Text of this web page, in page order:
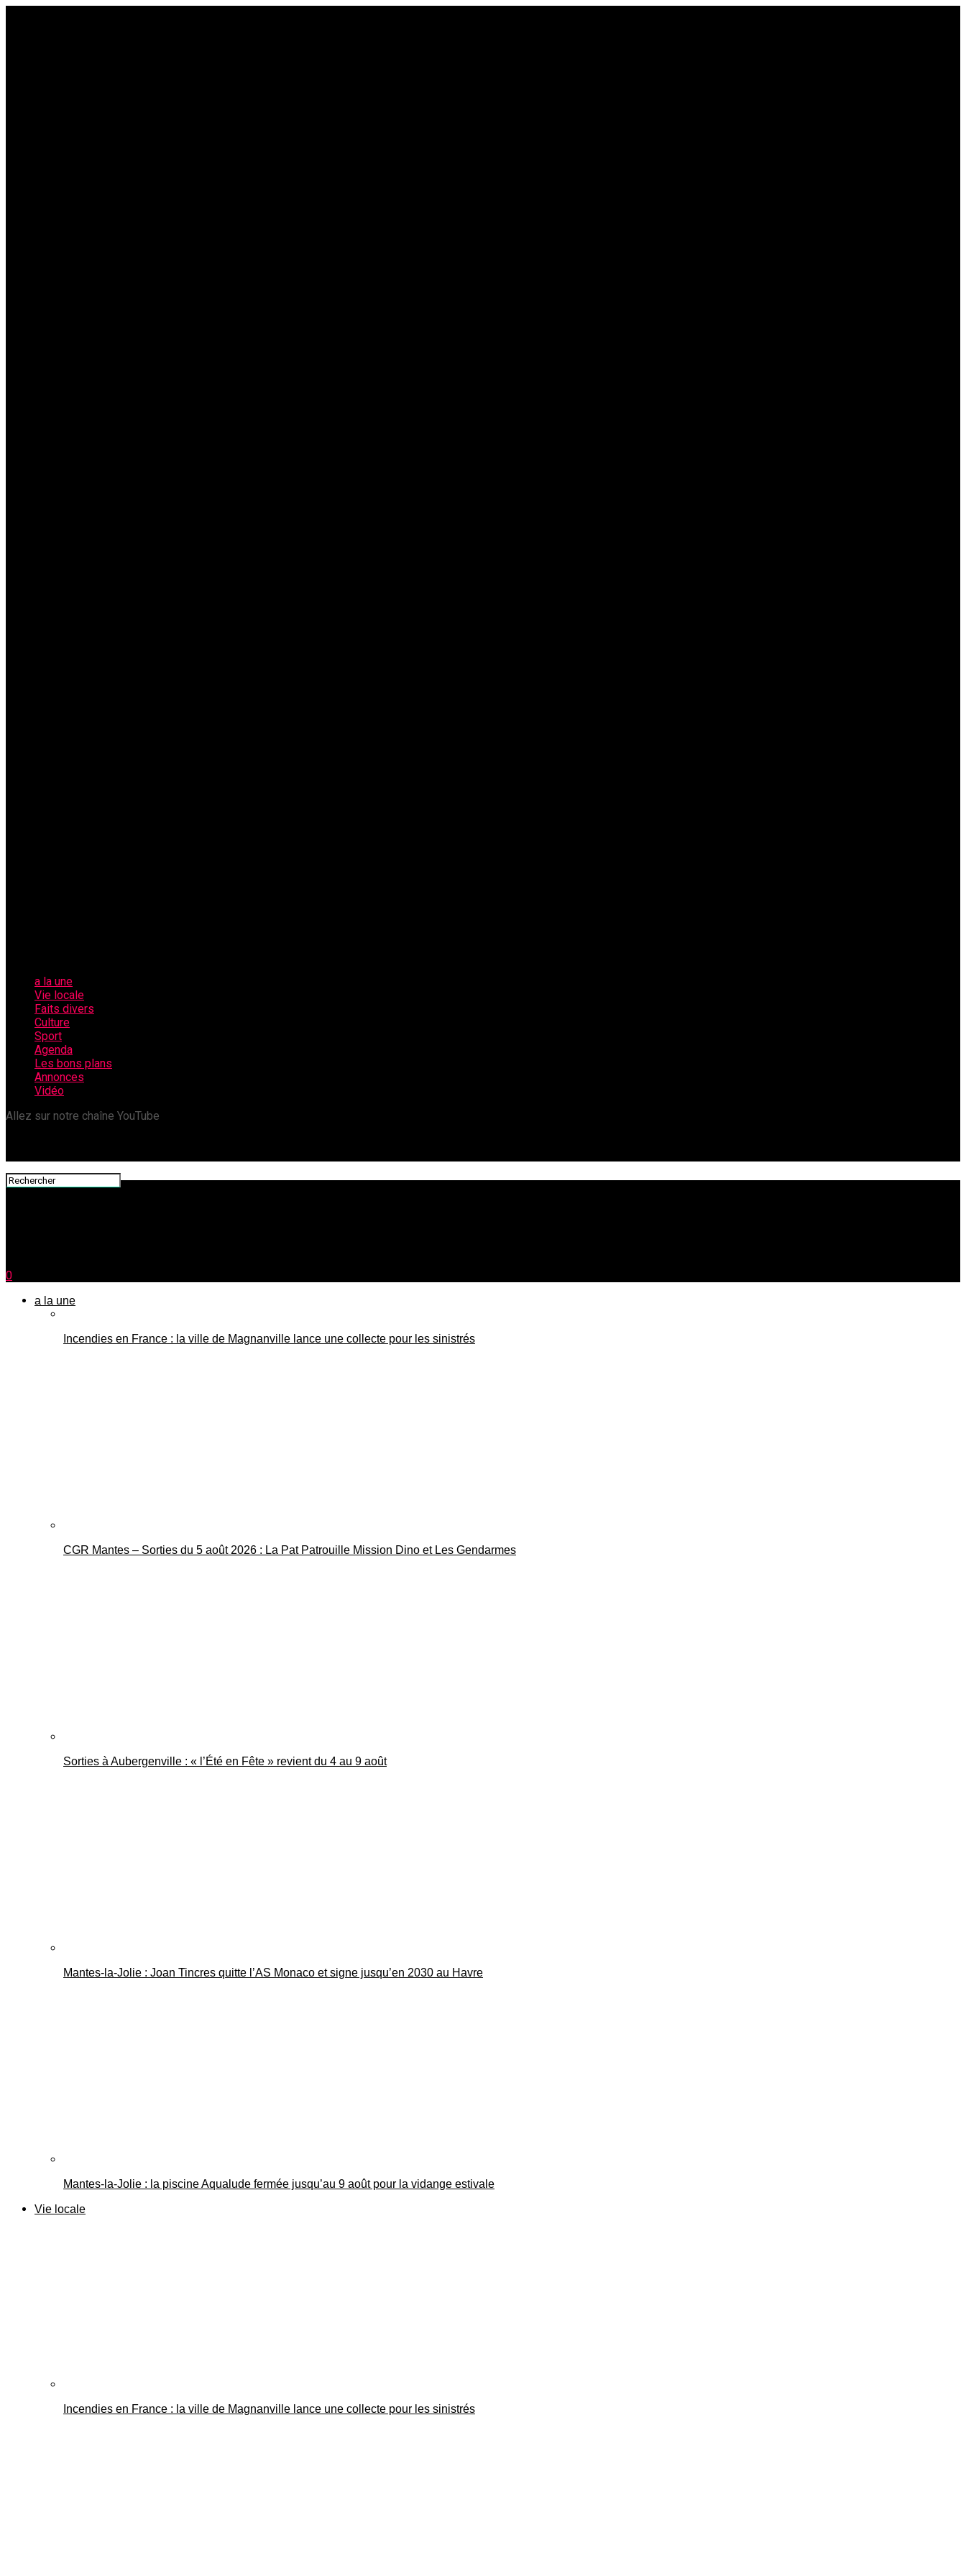
a la une
Vie locale
Faits divers
Culture
Sport
Agenda
Les bons plans
Annonces
Vidéo
Allez sur notre chaîne YouTube
0
a la une
Incendies en France : la ville de Magnanville lance une collecte pour les sinistrés
CGR Mantes – Sorties du 5 août 2026 : La Pat Patrouille Mission Dino et Les Gendarmes
Sorties à Aubergenville : « l’Été en Fête » revient du 4 au 9 août
Mantes-la-Jolie : Joan Tincres quitte l’AS Monaco et signe jusqu’en 2030 au Havre
Mantes-la-Jolie : la piscine Aqualude fermée jusqu’au 9 août pour la vidange estivale
Vie locale
Incendies en France : la ville de Magnanville lance une collecte pour les sinistrés